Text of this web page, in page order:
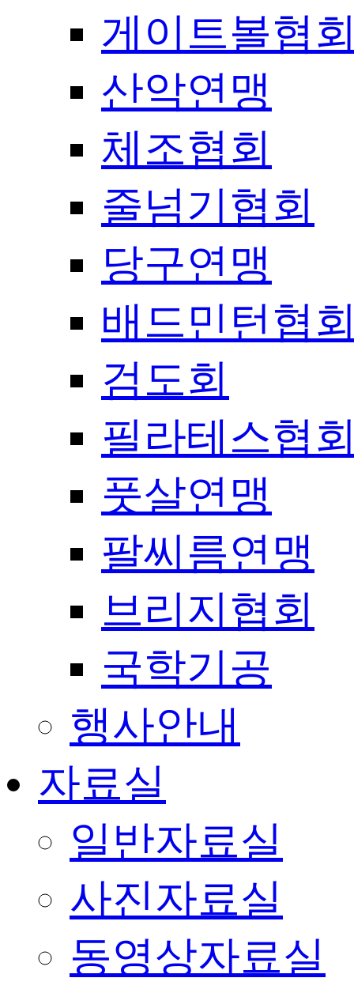
게이트볼협
산악연맹
체조협회
줄넘기협회
당구연맹
배드민턴협
검도회
필라테스협
풋살연맹
팔씨름연맹
브리지협회
국학기공
행사안내
자료실
일반자료실
사진자료실
동영상자료실